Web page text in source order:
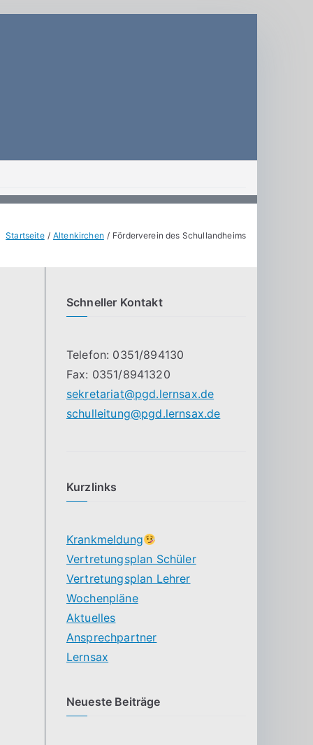
Startseite Altenkirchen Förderverein des Schullandheims
Schneller Kontakt
Telefon: 0351/894130
Fax: 0351/8941320
sekretariat@pgd.lernsax.de
schulleitung@pgd.lernsax.de
Kurzlinks
Krankmeldung
Vertretungsplan Schüler
Vertretungsplan Lehrer
Wochenpläne
Aktuelles
Ansprechpartner
Lernsax
Neueste Beiträge